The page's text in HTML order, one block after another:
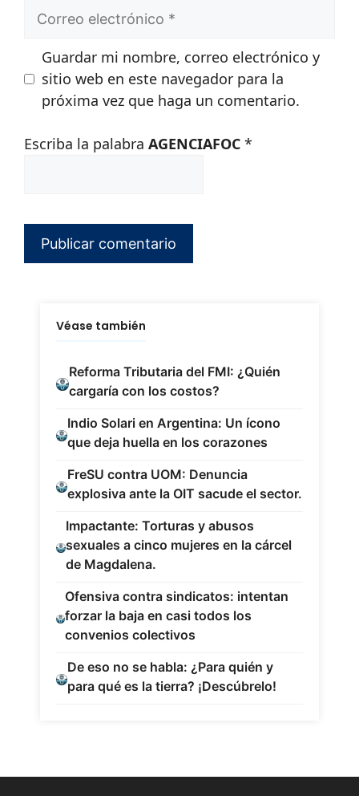
Correo
Guardar mi nombre, correo electrónico y
sitio web en este navegador para la
próxima vez que haga un comentario.
Escriba la palabra AGENCIAFOC *
Véase también
Reforma Tributaria del FMI: ¿Quién
cargaría con los costos?
Indio Solari en Argentina: Un ícono
que deja huella en los corazones
FreSU contra UOM: Denuncia
explosiva ante la OIT sacude el sector.
Impactante: Torturas y abusos
sexuales a cinco mujeres en la cárcel
de Magdalena.
Ofensiva contra sindicatos: intentan
forzar la baja en casi todos los
convenios colectivos
De eso no se habla: ¿Para quién y
para qué es la tierra? ¡Descúbrelo!